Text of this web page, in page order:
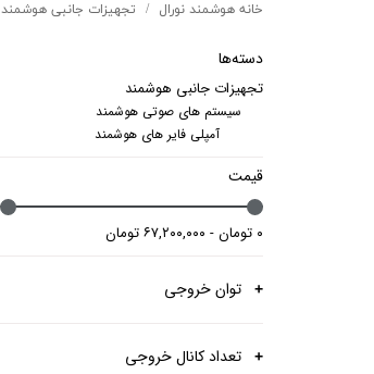
موتور و ریل پرده هوشمند
پرده برقی
خانه هوشمند نورال تجهیزات جانبی هوشمند
دسته‌ها
تجهیزات جانبی هوشمند
سیستم های صوتی هوشمند
آمپلی فایر های هوشمند
قیمت
۰ تومان - ۶۷,۲۰۰,۰۰۰ تومان
توان خروجی
تعداد کانال خروجی